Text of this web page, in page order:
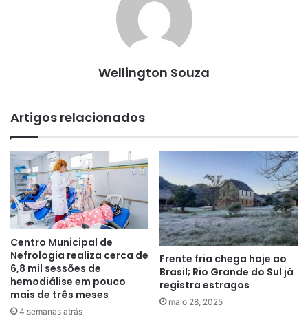
Wellington Souza
Artigos relacionados
Centro Municipal de
Nefrologia realiza cerca de
6,8 mil sessões de
hemodiálise em pouco
mais de três meses
4 semanas atrás
Frente fria chega hoje ao
Brasil; Rio Grande do Sul já
registra estragos
maio 28, 2025